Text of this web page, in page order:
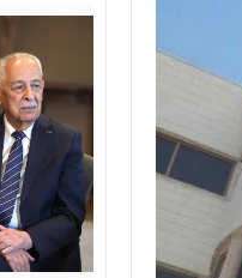
(الدفعة الثالثة) إلى مراجعة منصة
أحمد فريحات.. مبارك ومزيدا من